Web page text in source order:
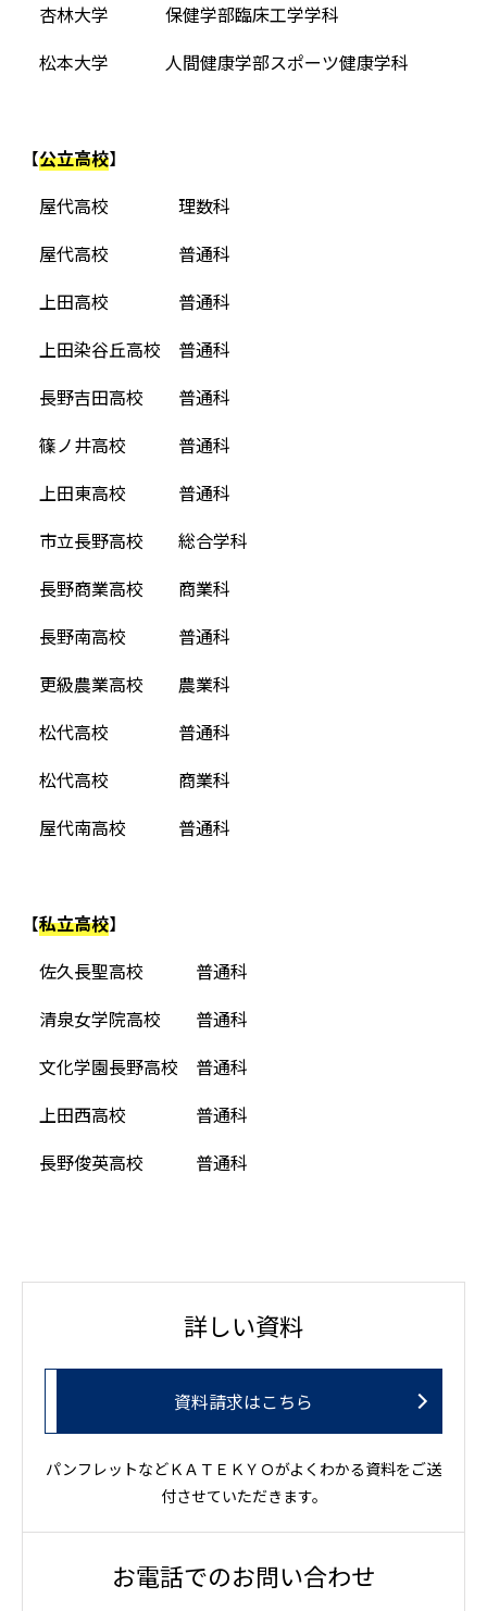
杏林大学 保健学部臨床工学学科
松本大学 人間健康学部スポーツ健康学科
【公立高校】
屋代高校 理数科
屋代高校 普通科
上田高校 普通科
上田染谷丘高校 普通科
長野吉田高校 普通科
篠ノ井高校 普通科
上田東高校 普通科
市立長野高校 総合学科
長野商業高校 商業科
長野南高校 普通科
更級農業高校 農業科
松代高校 普通科
松代高校 商業科
屋代南高校 普通科
【私立高校】
佐久長聖高校 普通科
清泉女学院高校 普通科
文化学園長野高校 普通科
上田西高校 普通科
長野俊英高校 普通科
詳しい資料
資料請求はこちら
パンフレットなどＫＡＴＥＫＹＯがよくわかる資料をご送
付させていただきます。
お電話でのお問い合わせ